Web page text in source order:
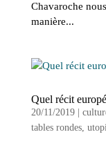
Chavaroche
manière...
Quel récit
20/11/2019|
tables rondes,